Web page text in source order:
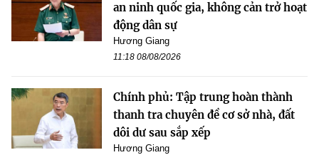
an ninh quốc gia, không cản trở hoạt
động dân sự
Hương Giang
11:18 08/08/2026
Chính phủ: Tập trung hoàn thành
thanh tra chuyên đề cơ sở nhà, đất
dôi dư sau sắp xếp
Hương Giang